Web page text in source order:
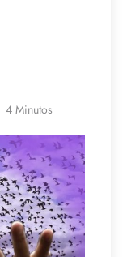
4 Minutos